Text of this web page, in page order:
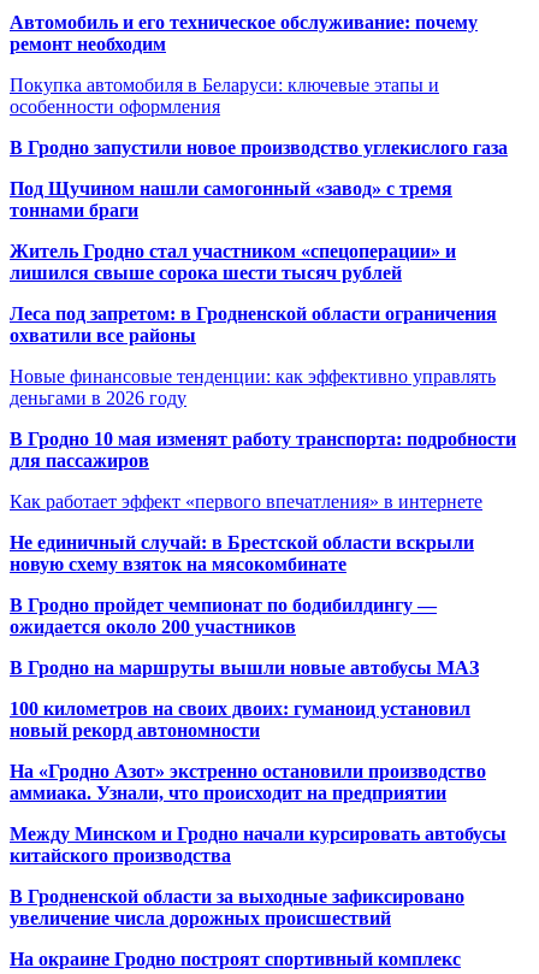
Автомобиль и его техническое обслуживание: почему
ремонт необходим
Покупка автомобиля в Беларуси: ключевые этапы и
особенности оформления
В Гродно запустили новое производство углекислого газа
Под Щучином нашли самогонный «завод» с тремя
тоннами браги
Житель Гродно стал участником «спецоперации» и
лишился свыше сорока шести тысяч рублей
Леса под запретом: в Гродненской области ограничения
охватили все районы
Новые финансовые тенденции: как эффективно управлять
деньгами в 2026 году
В Гродно 10 мая изменят работу транспорта: подробности
для пассажиров
Как работает эффект «первого впечатления» в интернете
Не единичный случай: в Брестской области вскрыли
новую схему взяток на мясокомбинате
В Гродно пройдет чемпионат по бодибилдингу —
ожидается около 200 участников
В Гродно на маршруты вышли новые автобусы МАЗ
100 километров на своих двоих: гуманоид установил
новый рекорд автономности
На «Гродно Азот» экстренно остановили производство
аммиака. Узнали, что происходит на предприятии
Между Минском и Гродно начали курсировать автобусы
китайского производства
В Гродненской области за выходные зафиксировано
увеличение числа дорожных происшествий
На окраине Гродно построят спортивный комплекс